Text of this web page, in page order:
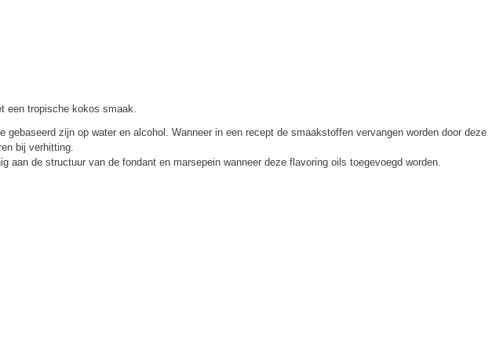
een tropische kokos smaak.
zijn op water en alcohol. Wanneer in een recept de smaakstoffen vervangen worden door deze
bij verhitting.
de structuur van de fondant en marsepein wanneer deze flavoring oils toegevoegd worden.